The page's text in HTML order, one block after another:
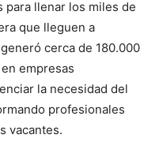
para llenar los miles de
que lleguen a
cerca de 180.000
empresas
la necesidad del
profesionales
vacantes.